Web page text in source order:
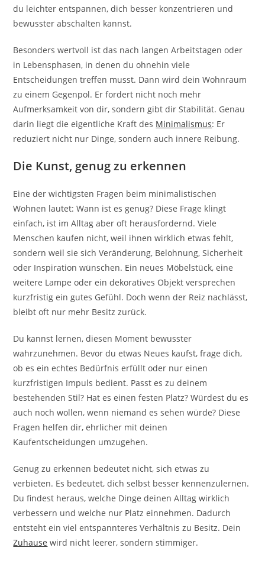
du leichter entspannen, dich besser konzentrieren und
bewusster abschalten kannst.
Besonders wertvoll ist das nach langen Arbeitstagen oder
in Lebensphasen, in denen du ohnehin viele
Entscheidungen treffen musst. Dann wird dein Wohnraum
zu einem Gegenpol. Er fordert nicht noch mehr
Aufmerksamkeit von dir, sondern gibt dir Stabilität. Genau
darin liegt die eigentliche Kraft des Minimalismus: Er
reduziert nicht nur Dinge, sondern auch innere Reibung.
Die Kunst, genug zu erkennen
Eine der wichtigsten Fragen beim minimalistischen
Wohnen lautet: Wann ist es genug? Diese Frage klingt
einfach, ist im Alltag aber oft herausfordernd. Viele
Menschen kaufen nicht, weil ihnen wirklich etwas fehlt,
sondern weil sie sich Veränderung, Belohnung, Sicherheit
oder Inspiration wünschen. Ein neues Möbelstück, eine
weitere Lampe oder ein dekoratives Objekt versprechen
kurzfristig ein gutes Gefühl. Doch wenn der Reiz nachlässt,
bleibt oft nur mehr Besitz zurück.
Du kannst lernen, diesen Moment bewusster
wahrzunehmen. Bevor du etwas Neues kaufst, frage dich,
ob es ein echtes Bedürfnis erfüllt oder nur einen
kurzfristigen Impuls bedient. Passt es zu deinem
bestehenden Stil? Hat es einen festen Platz? Würdest du es
auch noch wollen, wenn niemand es sehen würde? Diese
Fragen helfen dir, ehrlicher mit deinen
Kaufentscheidungen umzugehen.
Genug zu erkennen bedeutet nicht, sich etwas zu
verbieten. Es bedeutet, dich selbst besser kennenzulernen.
Du findest heraus, welche Dinge deinen Alltag wirklich
verbessern und welche nur Platz einnehmen. Dadurch
entsteht ein viel entspannteres Verhältnis zu Besitz. Dein
Zuhause wird nicht leerer, sondern stimmiger.